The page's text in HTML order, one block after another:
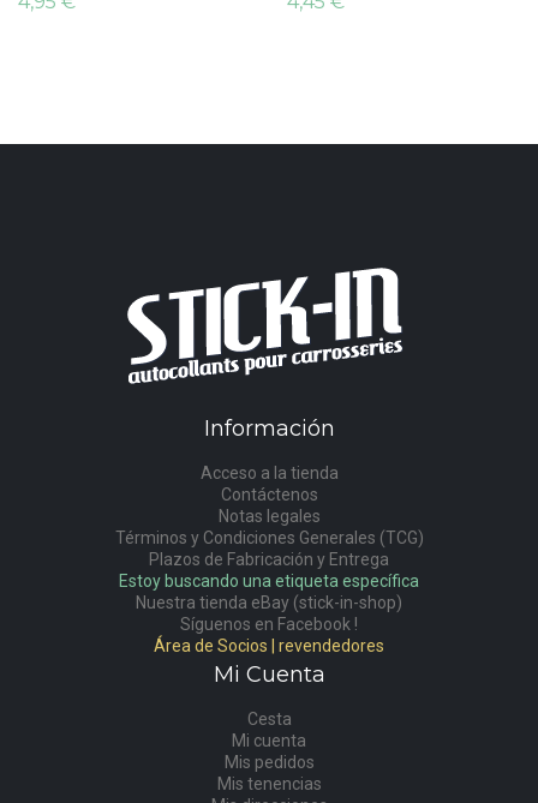
Información
Acceso a la tienda
Contáctenos
Notas legales
Términos y Condiciones Generales (TCG)
Plazos de Fabricación y Entrega
Estoy buscando una etiqueta específica
Nuestra tienda eBay (stick-in-shop)
Síguenos en Facebook !
Área de Socios | revendedores
Mi Cuenta
Cesta
Mi cuenta
Mis pedidos
Mis tenencias